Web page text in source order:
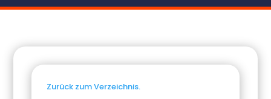
Zurück zum Verzeichnis.